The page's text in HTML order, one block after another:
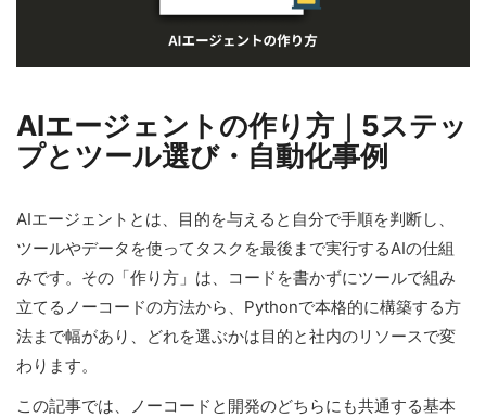
AIエージェントの作り方｜5ステッ
プとツール選び・自動化事例
AIエージェントとは、目的を与えると自分で手順を判断し、
ツールやデータを使ってタスクを最後まで実行するAIの仕組
みです。その「作り方」は、コードを書かずにツールで組み
立てるノーコードの方法から、Pythonで本格的に構築する方
法まで幅があり、どれを選ぶかは目的と社内のリソースで変
わります。
この記事では、ノーコードと開発のどちらにも共通する基本